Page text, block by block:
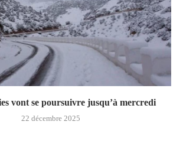
vont se poursuivre jusqu’à mercredi
22 décembre 2025